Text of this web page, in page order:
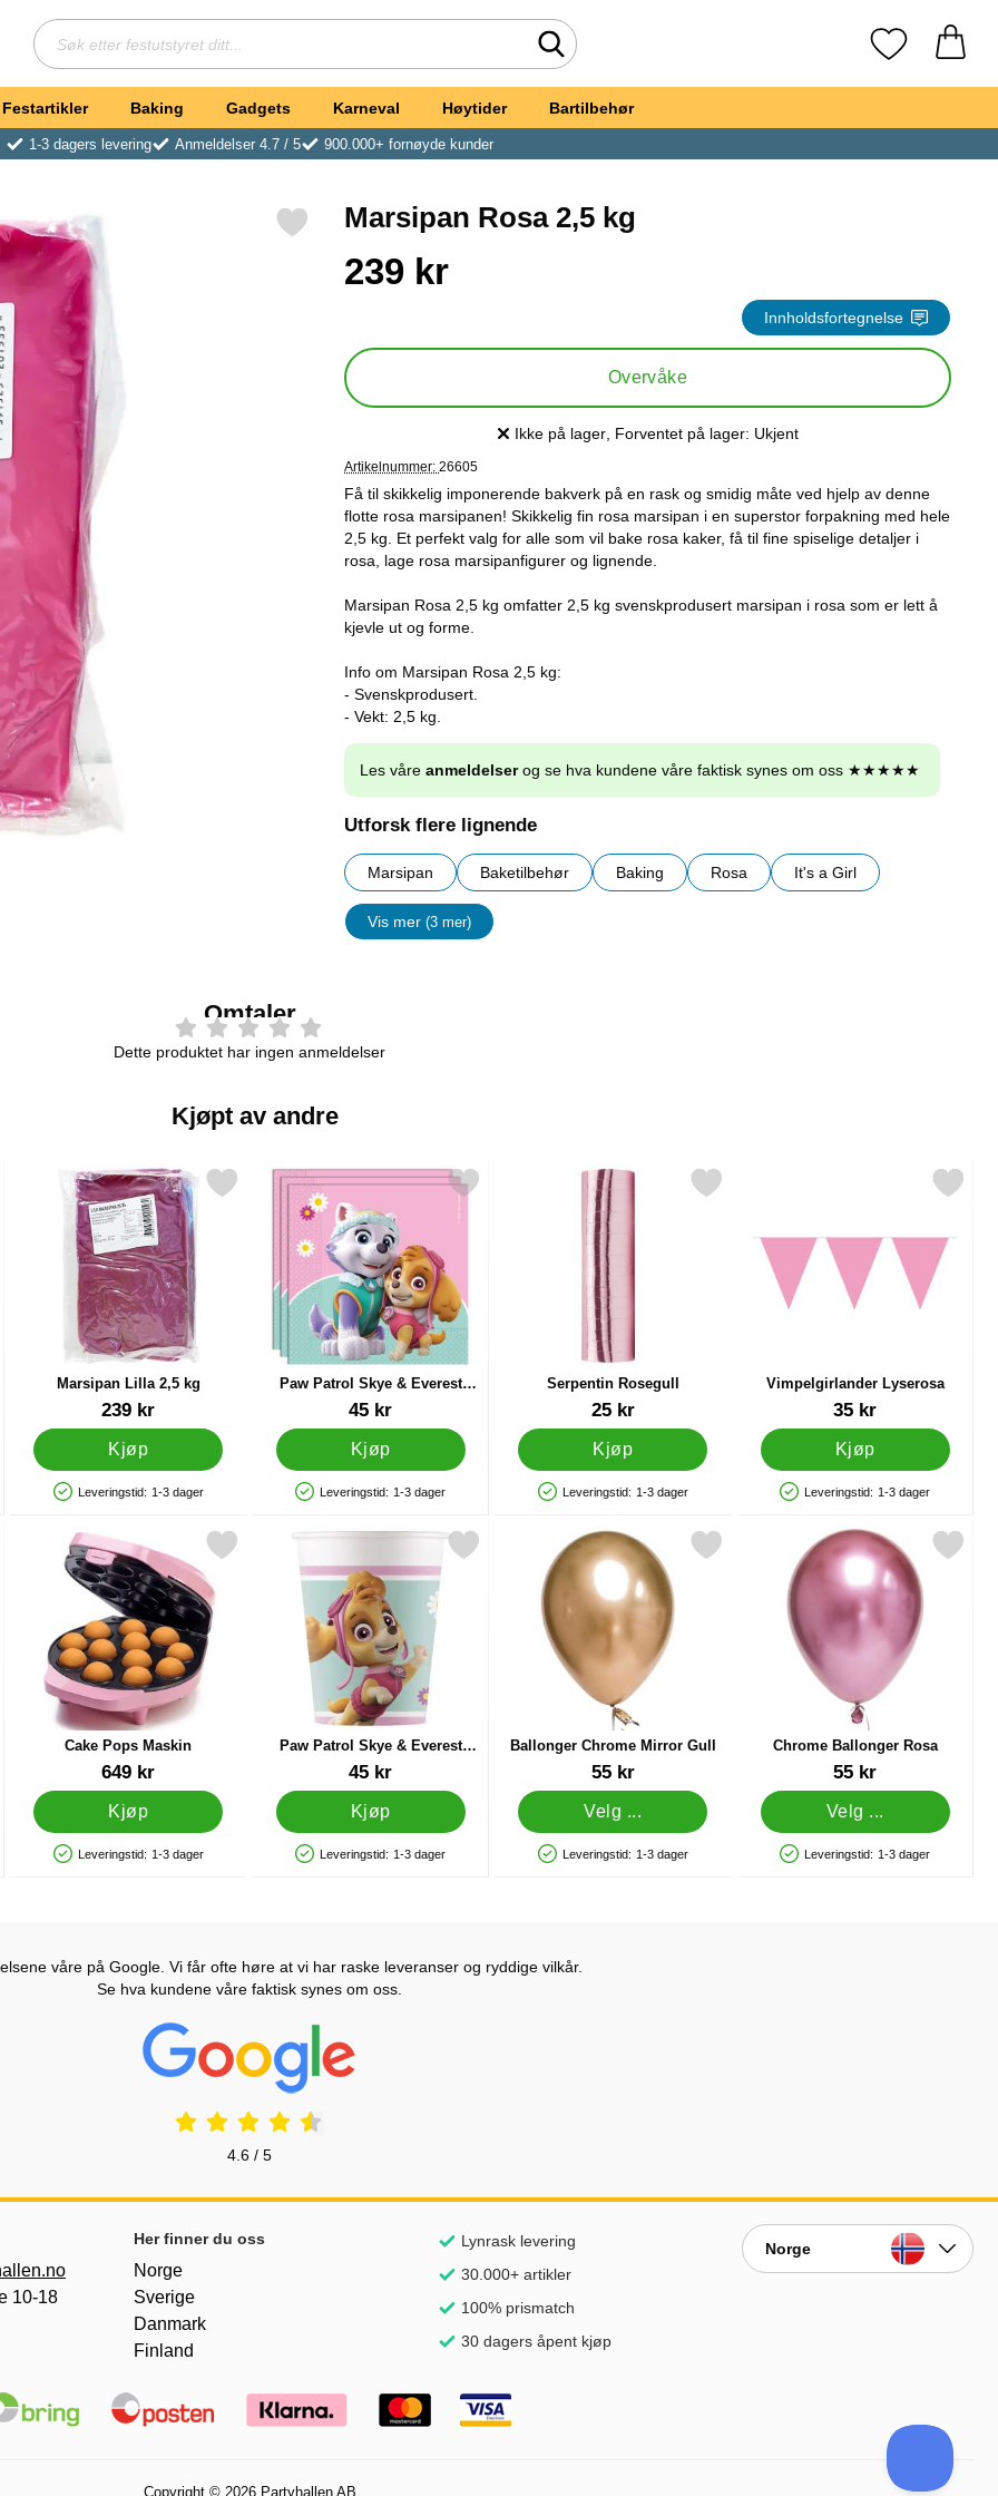
Søk
Søk Mine favoritter
Festartikler Baking Gadgets Karneval Høytider Bartilbehør
1-3 dagers levering Anmeldelser 4.7 / 5
900.000+ fornøyde kunder
Merk marsipan Rosa 2,5 kg som favorittMarsipan Rosa 2,5 kg
pris
239 kr
Innholdsfortegnelse
Overvåke
Produkttilgjengelighet:
Ikke på lager, Forventet på lager: Ukjent
Artikelnummer: 26605
Få til skikkelig imponerende bakverk på en rask og smidig måte ved hjelp av denne
flotte rosa marsipanen! Skikkelig fin rosa marsipan i en superstor forpakning med hele
2,5 kg. Et perfekt valg for alle som vil bake rosa kaker, få til fine spiselige detaljer i
rosa, lage rosa marsipanfigurer og lignende.
Marsipan Rosa 2,5 kg omfatter 2,5 kg svenskprodusert marsipan i rosa som er lett å
kjevle ut og forme.
Info om Marsipan Rosa 2,5 kg:
- Svenskprodusert.
- Vekt: 2,5 kg.
Les våre anmeldelserog se hva kundene våre faktisk synes om oss ★★★★★
Utforsk flere lignende
Marsipan Baketilbehør Baking Rosa It's a Girl
Vis mer (3 mer)
egenskaper
Omtaler
Dette produktet har ingen anmeldelser
Kjøpt av andre
som favoritt
Marsipan Lilla 2,5 kg
Varenummer 26608
239 kr
Kjøp
Produkttilgjengelighet: På lager
Leveringstid: 1-3 dager
Merk marsipan Lilla 2,5 kg som favoritt
Paw Patrol Skye & Everest
Servietter
Varenummer 20597
45 kr
Kjøp
Produkttilgjengelighet: På lager
Leveringstid: 1-3 dager
Merk paw Patrol Skye & Everest Servietter som favoritt
Serpentin Rosegull
Varenummer 33070
25 kr
Kjøp
Produkttilgjengelighet: På lager
Leveringstid: 1-3 dager
Merk serpentin Rosegull som favoritt
Vimpelgirlander Lyserosa
Varenummer 9978
35 kr
Kjøp
Produkttilgjengelighet: På lager
Leveringstid: 1-3 dager
Merk vimpelgirlander
cm som favoritt
Cake Pops Maskin
Varenummer 14935
649 kr
Kjøp
Produkttilgjengelighet: På lager
Leveringstid: 1-3 dager
Merk cake Pops Maskin som favoritt
Paw Patrol Skye & Everest
Kopper
Varenummer 20643
45 kr
Kjøp
Produkttilgjengelighet: På lager
Leveringstid: 1-3 dager
Merk paw Patrol Skye & Everest Kopper som favoritt
Ballonger Chrome Mirror Gull
Varenummer 17888
55 kr
Velg ...
Produkttilgjengelighet: På lager
Leveringstid: 1-3 dager
Merk ballonger Chrome Mirror Gull som favoritt
Chrome Ballonger Rosa
Varenummer 17339
55 kr
Velg ...
Produkttilgjengelighet: På lager
Leveringstid: 1-3 dager
Merk chrome Ballonger
våre på Google. Vi får ofte høre at vi har raske leveranser og ryddige vilkår.
Se hva kundene våre faktisk synes om oss.
Prisjakt Vurdering: 4.6 Stjerne
4.6 / 5
10-18
Her finner du oss
Norge
Sverige
Danmark
Finland
Lynrask levering
30.000+ artikler
100% prismatch
30 dagers åpent kjøp
Norge
Copyright © 2026 Partyhallen AB